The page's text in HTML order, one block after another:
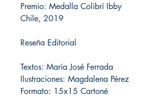
Premio: Medalla Colibrí Ibby
Chile, 2019
Reseña Editorial
Textos: María José Ferrada
Ilustraciones: Magdalena Pérez
Formato: 15x15 Cartoné